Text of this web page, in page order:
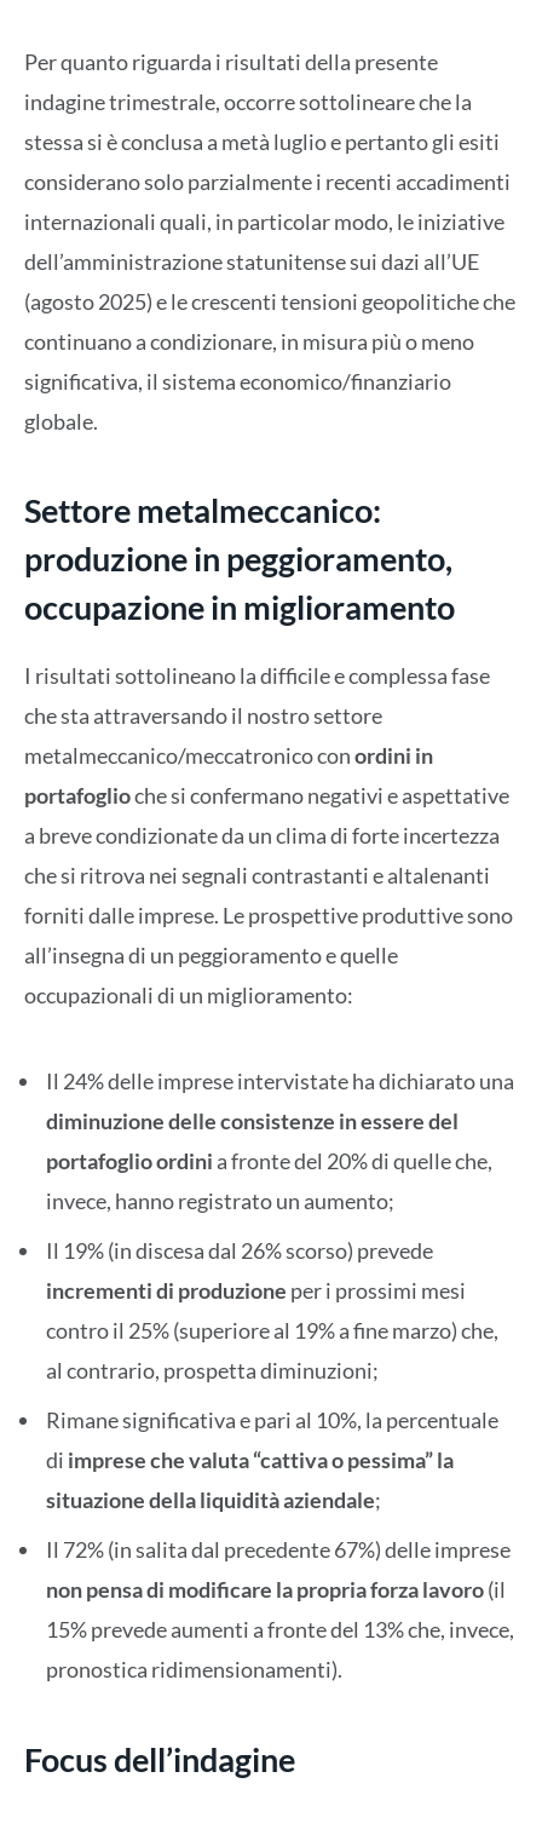
Per quanto riguarda i risultati della presente
indagine trimestrale, occorre sottolineare che la
stessa si è conclusa a metà luglio e pertanto gli esiti
considerano solo parzialmente i recenti accadimenti
internazionali quali, in particolar modo, le iniziative
dell’amministrazione statunitense sui dazi all’UE
(agosto 2025) e le crescenti tensioni geopolitiche che
continuano a condizionare, in misura più o meno
significativa, il sistema economico/finanziario
globale.
Settore metalmeccanico:
produzione in peggioramento,
occupazione in miglioramento
I risultati sottolineano la difficile e complessa fase
che sta attraversando il nostro settore
metalmeccanico/meccatronico conordini in
portafoglioche si confermano negativi e aspettative
a breve condizionate da un clima di forte incertezza
che si ritrova nei segnali contrastanti e altalenanti
forniti dalle imprese. Le prospettive produttive sono
all’insegna di un peggioramento e quelle
occupazionali di un miglioramento:
Il 24% delle imprese intervistate ha dichiarato una
diminuzione delle consistenze in essere del
portafoglio ordini a fronte del 20% di quelle che,
invece, hanno registrato un aumento;
Il 19% (in discesa dal 26% scorso) prevede
incrementi di produzione per i prossimi mesi
contro il 25% (superiore al 19% a fine marzo) che,
al contrario, prospetta diminuzioni;
Rimane significativa e pari al 10%, la percentuale
di imprese che valuta “cattiva o pessima” la
situazione della liquiditàaziendale;
Il 72% (in salita dal precedente 67%) delle imprese
non pensa di modificare la propria forza lavoro(il
15% prevede aumenti a fronte del 13% che, invece,
pronostica ridimensionamenti).
Focus dell’indagine